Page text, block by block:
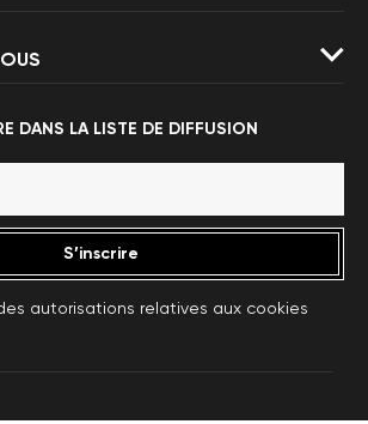
DANS LA LISTE DE DIFFUSION
S’inscrire
autorisations relatives aux cookies